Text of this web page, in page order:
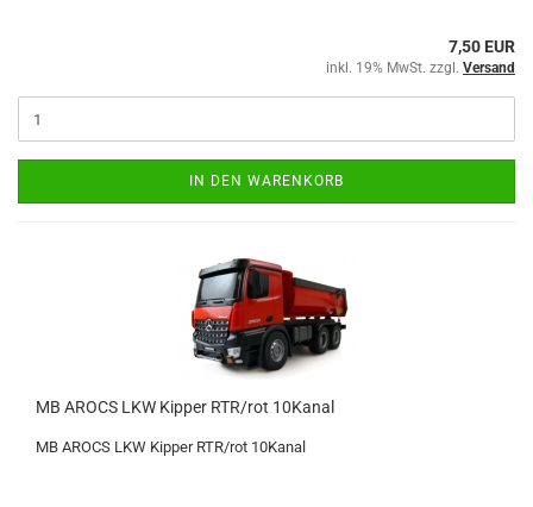
7,50 EUR
inkl. 19% MwSt. zzgl. Versand
IN DEN WARENKORB
MB AROCS LKW Kipper RTR/rot 10Kanal
MB AROCS LKW Kipper RTR/rot 10Kanal